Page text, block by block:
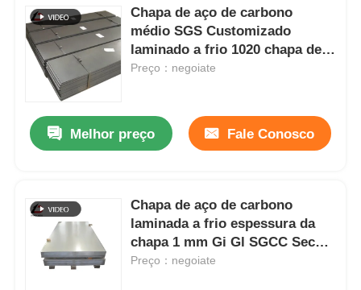
Produtos
Vídeos
Chapa de aço de carbono
médio SGS Customizado
laminado a frio 1020 chapa de
aço
Preço：negoiate
Melhor preço Fale Conosco
Chapa de aço de carbono
laminada a frio espessura da
chapa 1 mm Gi Gl SGCC Secc
Sghc DC01 DC02
Preço：negoiate